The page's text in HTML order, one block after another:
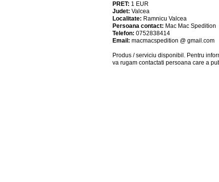
PRET: 1 EUR
Judet: Valcea
Localitate: Ramnicu Valcea
Persoana contact: Mac Mac Spedition
Telefon: 0752838414
Email: macmacspedition @ gmail.com
Produs / serviciu disponibil . Pentru
va rugam contactati persoana care a